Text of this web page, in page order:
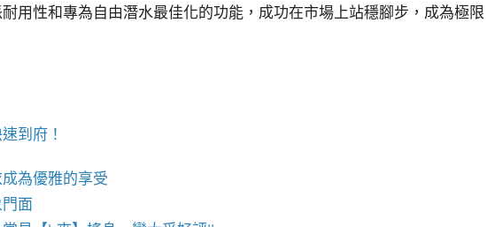
用性和專為自由潛水最佳化的功能，成功在市場上站穩腳步，成為極限
到府！
成為優雅的享受
面